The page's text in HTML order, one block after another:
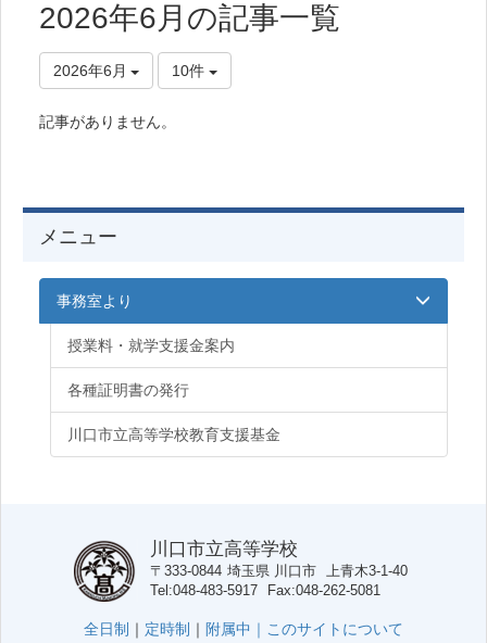
2026年6月の記事一覧
2026年6月 10件
記事がありません。
メニュー
事務室より
授業料・就学支援金案内
各種証明書の発行
川口市立高等学校教育支援基金
川口市立高等学校
〒333-0844 埼玉県 川口市 上青木3-1-40
Tel 048-483-5917 Fax 048-262-5081
全日制 ｜ 定時制 ｜ 附属中｜ このサイトについて